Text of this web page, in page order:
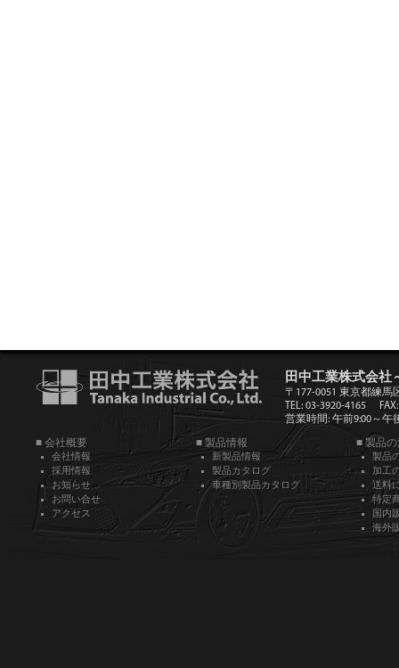
田中工業株式会社
〒177-0051 東京都練馬
TEL: 03-3920-4165
営業時間: 午前9:00～午
■ 会社概要
会社情報
採用情報
お知らせ
お問い合せ
アクセス
■ 製品情報
新製品情報
製品カタログ
車種別製品カタログ
■ 製品
製品
加工
送料
特定
国内
海外